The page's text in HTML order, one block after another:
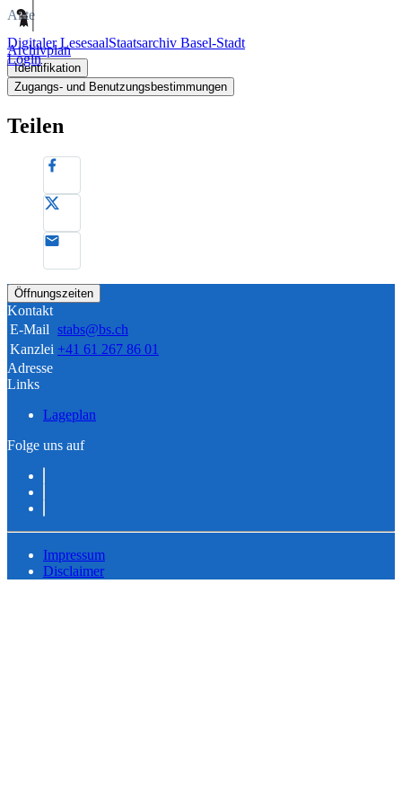
Digitaler LesesaalStaatsarchiv Basel-Stadt
Login
Akte
Archivplan
Identifikation
Zugangs- und Benutzungsbestimmungen
Teilen
Öffnungszeiten
Kontakt
E-Mail stabs@bs.ch
Kanzlei +41 61 267 86 01
Adresse
Links
Lageplan
Folge uns auf
Impressum
Disclaimer